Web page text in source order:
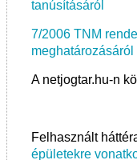
tanúsításáról
7/2006 TNM
meghatározásáról
A netjogtar.hu-n
Felhasznált
épületekre